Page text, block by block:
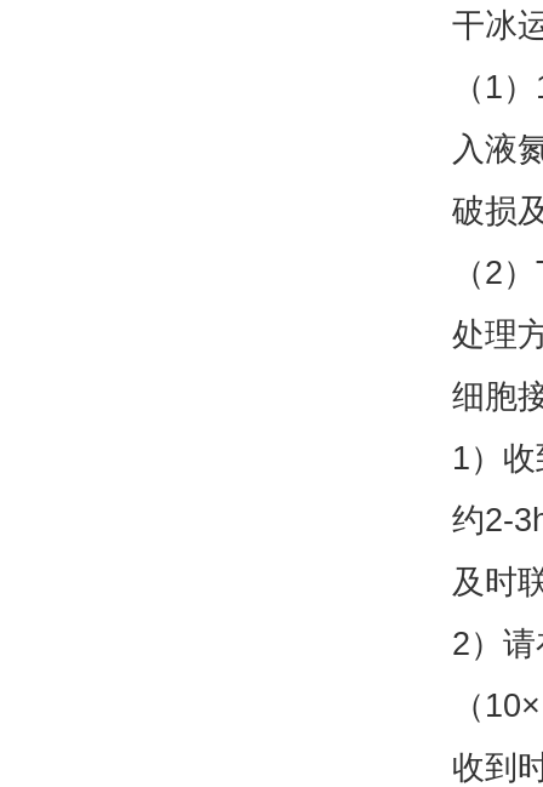
干冰
（1
入液
破损
（2
处理
细胞
1）
约2-
及时
2）
（
收到